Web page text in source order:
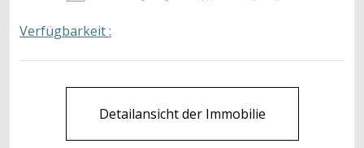
Verfügbarkeit :
Detailansicht der Immobilie